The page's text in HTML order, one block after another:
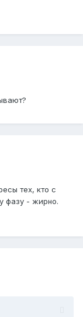
тех, кто с
фазу - жирно.